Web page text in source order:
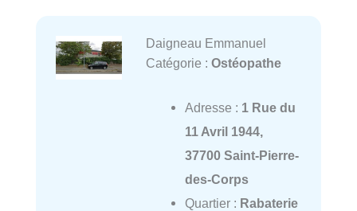
Daigneau Emmanuel
Catégorie : Ostéopathe
Adresse : 1 Rue du
11 Avril 1944,
37700 Saint-Pierre-
des-Corps
Quartier : Rabaterie